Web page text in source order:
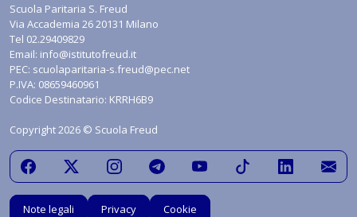
Scuola Paritaria S. Freud
Via Accademia 26 20131 Milano
Tel 02.29409829
Email: info@istitutofreud.it
PEC: scuolaparitaria-s.freud@pec.net
P.IVA: 08659460961
Codice Destinatario: KRRH6B9
Copyright 2026 © Scuola Freud
Note legali Privacy
Cookie